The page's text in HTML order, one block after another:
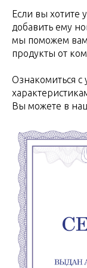
Если вы хотите
добавить ему
мы поможем вам
продукты от
Ознакомиться с
Вы можете в